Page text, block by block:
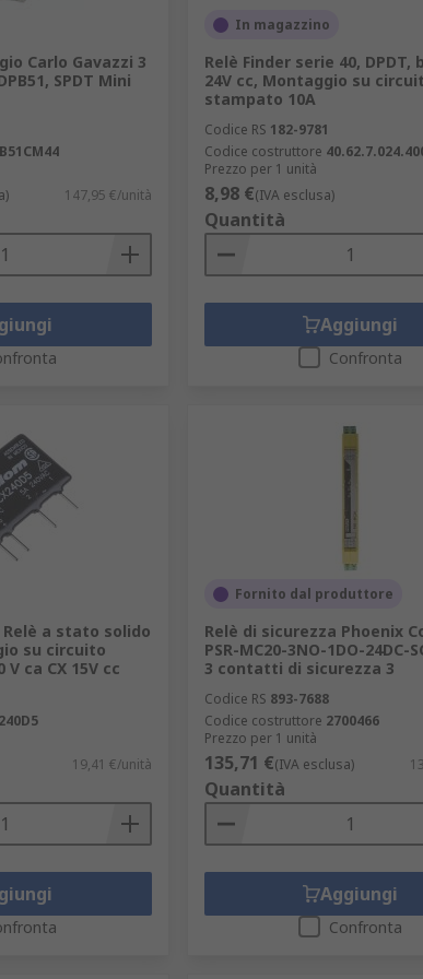
Carlo Gavazzi 3
SPDT Mini
147,95 €/unità
In magazzino
Relè Finder serie 40, DPDT,
24V cc, Montaggio su
stampato 10A
Codice RS 182-9781
Codice costruttore
Prezzo per 1 unità
8,98 €(IVA esclusa)
Quantità
Aggiungi
Confronta
a stato solido
su circuito
ca CX 15V cc
19,41 €/unità
Fornito dal produttore
Relè di sicurezza Phoenix
PSR-MC20-3NO-1DO-24DC-
3 contatti di sicurezza 3
Codice RS 893-7688
Codice costruttore 2700466
Prezzo per 1 unità
135,71 €(IVA esclusa)
Quantità
Aggiungi
Confronta